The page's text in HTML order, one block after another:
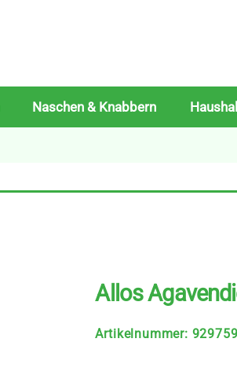
Naschen & Knabbern
Allos
Artikelnummer: